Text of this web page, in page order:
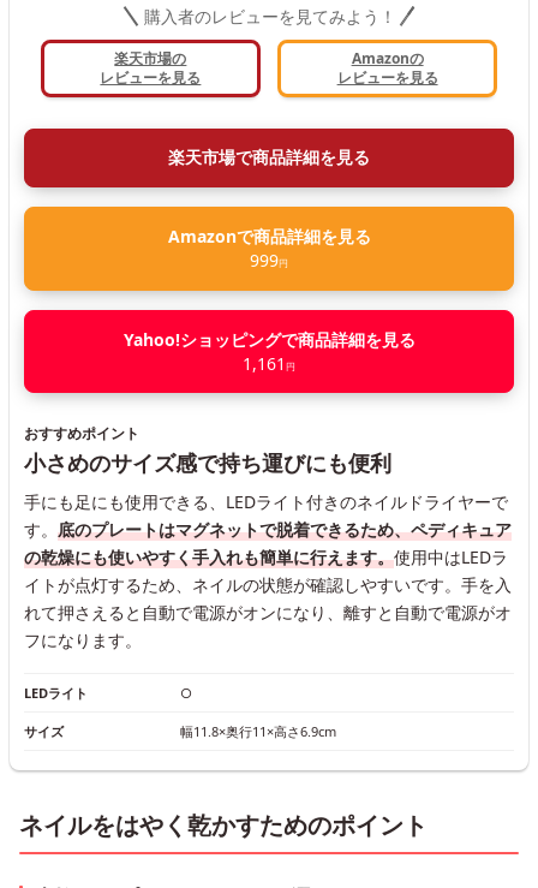
購入者のレビューを見てみよう！
楽天市場の
レビューを見る
Amazonの
レビューを見る
楽天市場で商品詳細を見る
Amazonで商品詳細を見る
999円
Yahoo!ショッピングで商品詳細を見る
1,161 円
おすすめポイント
小さめのサイズ感で持ち運びにも便利
手にも足にも使用できる、LEDライト付きのネイルドライヤーで
す。 底のプレートはマグネットで脱着できるため、ペディキュア
の乾燥にも使いやすく手入れも簡単に行えます。使用中はLEDラ
イトが点灯するため、ネイルの状態が確認しやすいです。手を入
れて押さえると自動で電源がオンになり、離すと自動で電源がオ
フになります。
LEDライト ○
サイズ 幅11.8×奥行11×高さ6.9cm
ネイルをはやく乾かすためのポイント